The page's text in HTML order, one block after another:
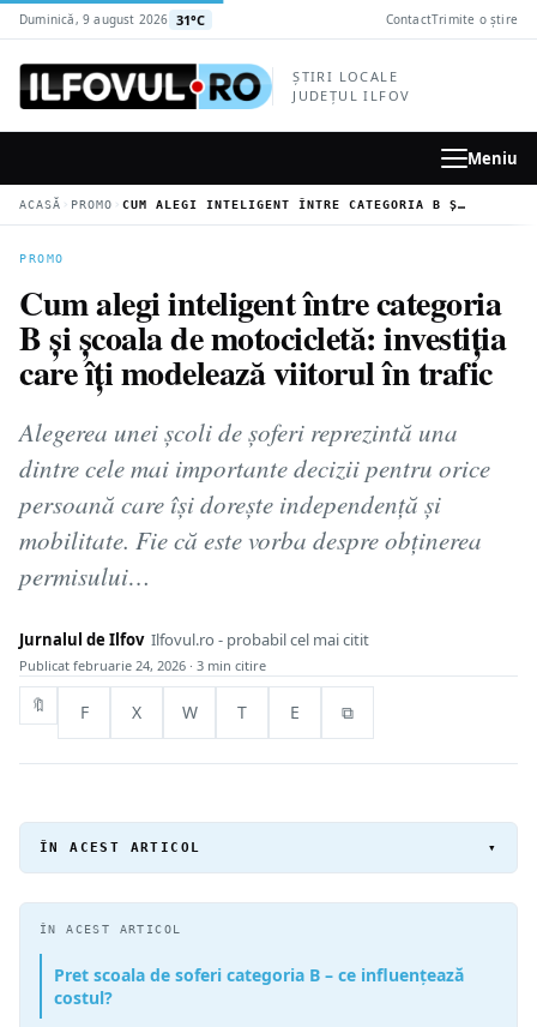
conținutul
Duminică, 9 august 2026 31°C ContactTrimite o știre
ȘTIRI LOCALE
JUDEȚUL ILFOV
Meniu
ACASĂ › PROMO › CUM ALEGI INTELIGENT ÎNTRE CATEGORIA B ȘI ȘCOALA DE MOTOCICLETĂ: INVESTIȚIA CARE ÎȚI MODELEAZĂ VIITORUL ÎN TRAFIC
PROMO
Cum alegi inteligent între categoria
B și școala de motocicletă: investiția
care îți modelează viitorul în trafic
Alegerea unei școli de șoferi reprezintă una
dintre cele mai importante decizii pentru orice
persoană care își dorește independență și
mobilitate. Fie că este vorba despre obținerea
permisului…
Jurnalul de Ilfov Ilfovul.ro - probabil cel mai citit
Publicat februarie 24, 2026 · 3 min citire
🔖 F X W T E ⧉
ÎN ACEST ARTICOL ▾
ÎN ACEST ARTICOL
Pret scoala de soferi categoria B – ce influențează
costul?